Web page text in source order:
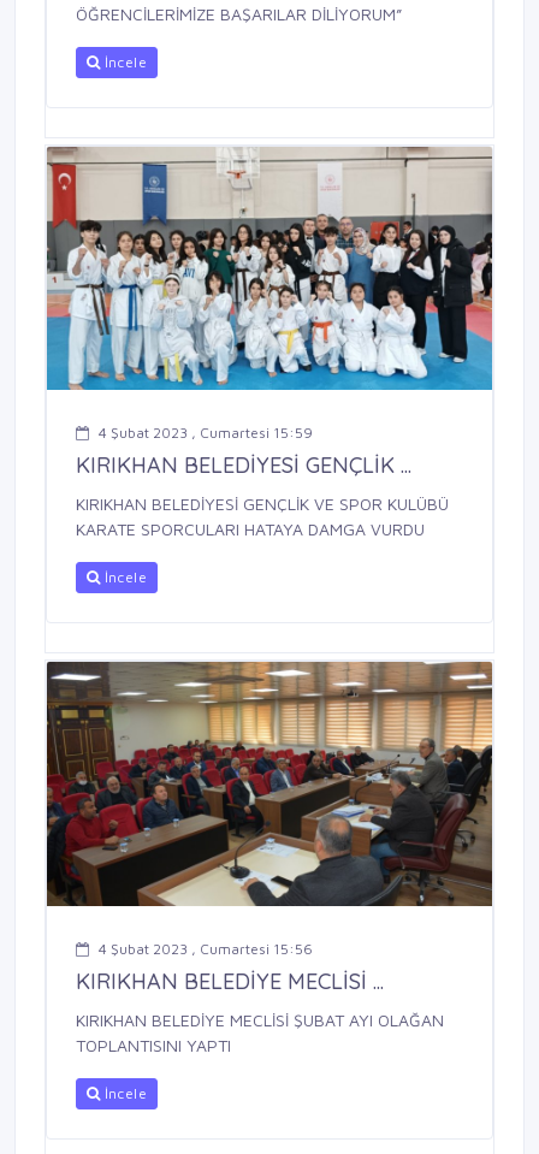
ÖĞRENCİLERİMİZE BAŞARILAR DİLİYORUM”
İncele
4 Şubat 2023 , Cumartesi 15:59
KIRIKHAN BELEDİYESİ GENÇLİK ...
KIRIKHAN BELEDİYESİ GENÇLİK VE SPOR KULÜBÜ
KARATE SPORCULARI HATAYA DAMGA VURDU
İncele
4 Şubat 2023 , Cumartesi 15:56
KIRIKHAN BELEDİYE MECLİSİ ...
KIRIKHAN BELEDİYE MECLİSİ ŞUBAT AYI OLAĞAN
TOPLANTISINI YAPTI
İncele